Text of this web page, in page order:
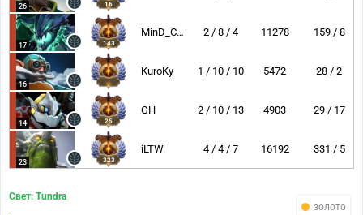
26 16
17 143
MinD_ContRoL 2 / 8 / 4 11278 159 / 8
16
KuroKy 1 / 10 / 10 5472 28 / 2
14 25
GH 2 / 10 / 13 4903 29 / 17
23 323
iLTW 4 / 4 / 7 16192 331 / 5
золото
Свет: Tundra